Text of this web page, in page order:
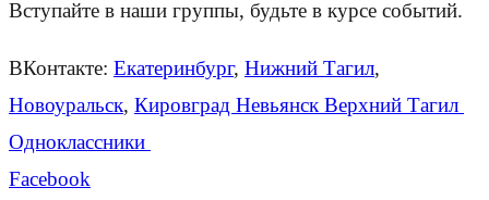
Вступайте в наши группы, будьте в курсе событий.
ВКонтакте: Екатеринбург, Нижний Тагил,
Новоуральск, Кировград Невьянск Верхний Тагил
Одноклассники
Facebook